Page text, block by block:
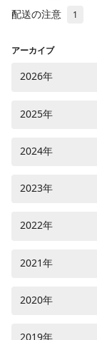
配送の注意 1
アーカイブ
2026年
2025年
2024年
2023年
2022年
2021年
2020年
2019年